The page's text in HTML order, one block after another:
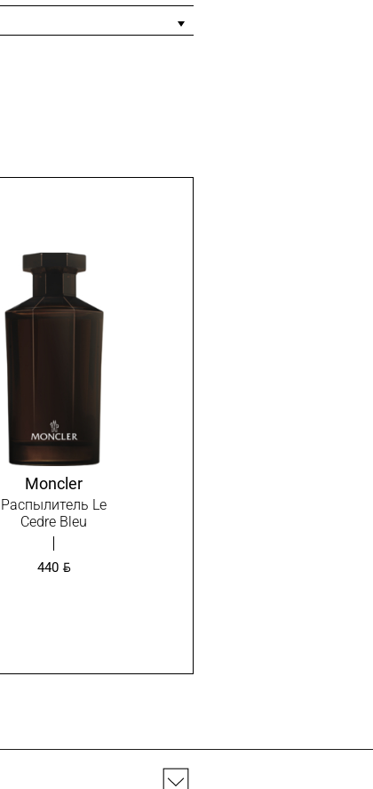
Moncler
Распылитель Le
Cedre Bleu
440 BYN